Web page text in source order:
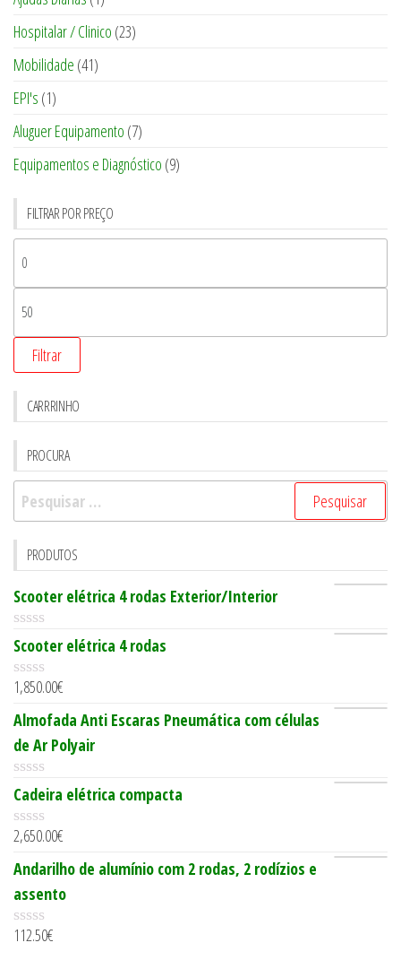
Hospitalar / Clinico (23)
Mobilidade (41)
EPI's (1)
Aluguer Equipamento (7)
Equipamentos e Diagnóstico (9)
FILTRAR POR PREÇO
Filtrar
CARRRINHO
PROCURA
Pesquisar
por:
PRODUTOS
Scooter elétrica 4 rodas Exterior/Interior
0
o
u
t
f
5
Scooter elétrica 4 rodas
0
u
t
o
f
5
1,850.00€
Almofada Anti Escaras Pneumática com células
de Ar Polyair
0
o
u
t
f
5
Cadeira elétrica compacta
0
u
t
o
f
5
2,650.00€
Andarilho de alumínio com 2 rodas, 2 rodízios e
assento
0
112.50€